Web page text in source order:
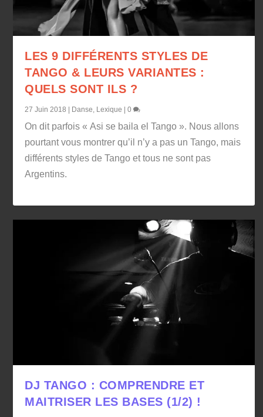
LES 9 DIFFÉRENTS STYLES DE
TANGO & LEURS VARIANTES :
QUELS SONT ILS ?
27 Juin 2018 Danse, Lexique |0
On dit parfois « Asi se baila el Tango ». Nous allons
pourtant vous montrer qu’il n’y a pas un Tango, mais
différents styles de Tango et tous ne sont pas
Argentins.
DJ TANGO : COMPRENDRE ET
MAITRISER LES BASES (1/2) !